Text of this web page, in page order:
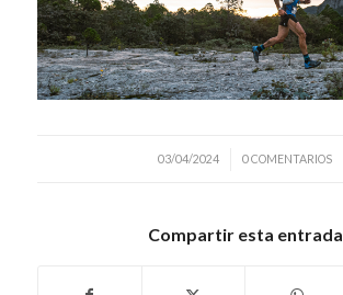
03/04/2024
/ 0 COMENTARIOS
Compartir esta entrada